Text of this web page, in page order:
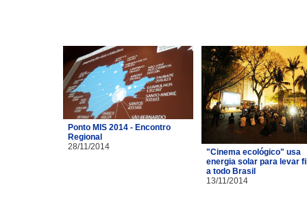
Ponto MIS 2014 - Encontro
Regional
28/11/2014
"Cinema ecológico" usa
energia solar para levar
a todo Brasil
13/11/2014